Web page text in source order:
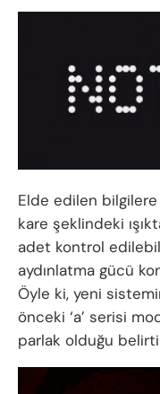
Elde edilen
kare şeklindeki
adet kontrol
aydınlatma gücü
Öyle ki, yeni
önceki ‘a’ serisi
parlak olduğu